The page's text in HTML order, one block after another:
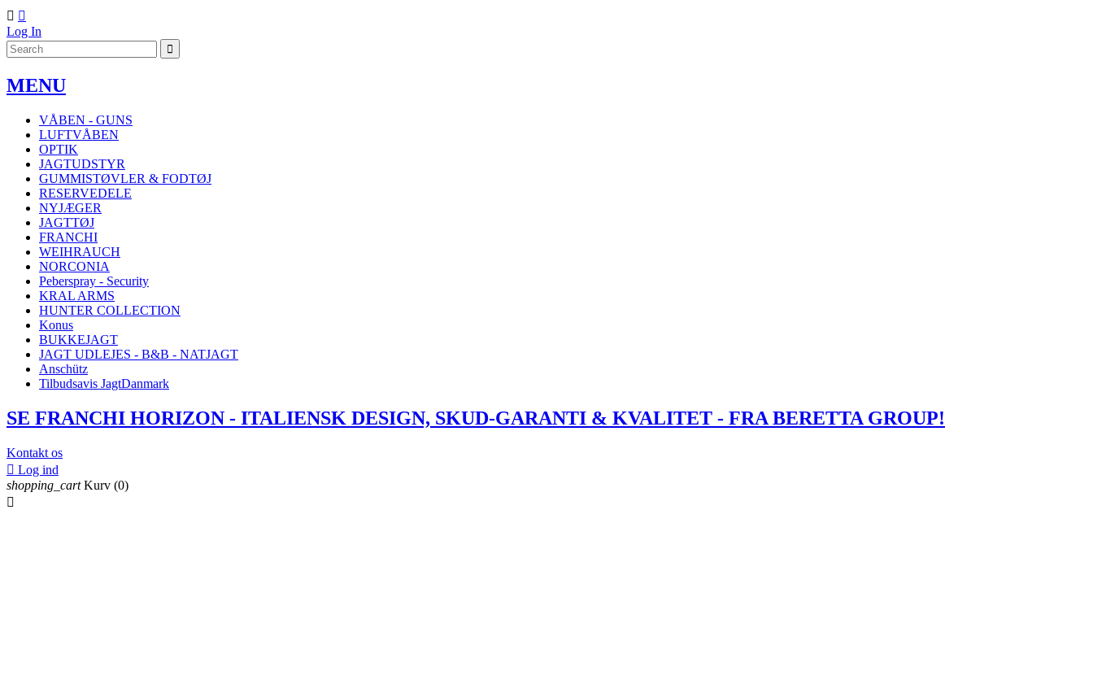
 
Log In
MENU
VÅBEN - GUNS
LUFTVÅBEN
OPTIK
JAGTUDSTYR
GUMMISTØVLER & FODTØJ
RESERVEDELE
NYJÆGER
JAGTTØJ
FRANCHI
WEIHRAUCH
NORCONIA
Peberspray - Security
KRAL ARMS
HUNTER COLLECTION
Konus
BUKKEJAGT
JAGT UDLEJES - B&B - NATJAGT
Anschütz
Tilbudsavis JagtDanmark
SE FRANCHI HORIZON - ITALIENSK DESIGN, SKUD-GARANTI & KVALITET - FRA BERETTA GROUP!
Kontakt os
 Log ind
shopping_cart Kurv (0)
